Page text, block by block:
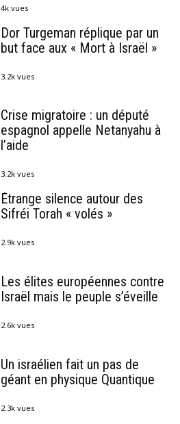
4k vues
Dor Turgeman réplique par un
but face aux « Mort à Israël »
3.2k vues
Crise migratoire : un député
espagnol appelle Netanyahu à
l’aide
3.2k vues
Étrange silence autour des
Sifréi Torah « volés »
2.9k vues
Les élites européennes contre
Israël mais le peuple s’éveille
2.6k vues
Un israélien fait un pas de
géant en physique Quantique
2.3k vues